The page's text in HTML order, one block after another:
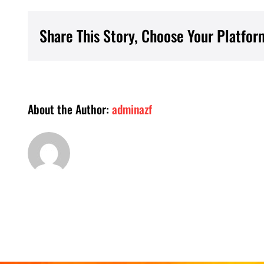
Share This Story, Choose Your
About the Author: adminazf